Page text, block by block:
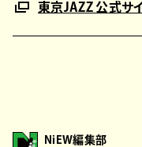
東京JAZZ 公式サ
NiEW編集部